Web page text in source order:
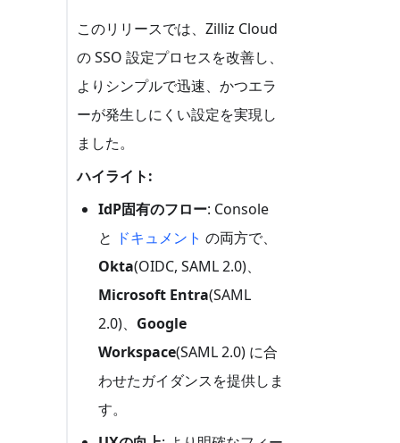
このリリースでは、Zilliz Cloud
の SSO 設定プロセスを改善し、
よりシンプルで迅速、かつエラ
ーが発生しにくい設定を実現し
ました。
ハイライト:
IdP固有のフロー: Console
と ドキュメント の両方で、
Okta(OIDC, SAML 2.0)、
Microsoft Entra(SAML
2.0)、 Google
Workspace(SAML 2.0) に合
わせたガイダンスを提供しま
す。